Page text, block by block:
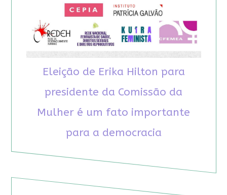
Eleição de Erika Hilton para
presidente da Comissão da
Mulher é um fato importante
para a democracia